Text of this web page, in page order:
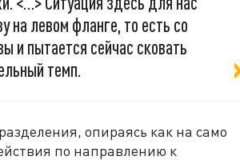
на левом фланге, то есть со
и пытается сейчас сковать
темп.
опираясь как на само
по направлению к